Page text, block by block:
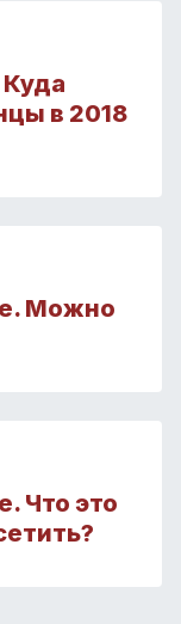
в 2018
Можно
Что это